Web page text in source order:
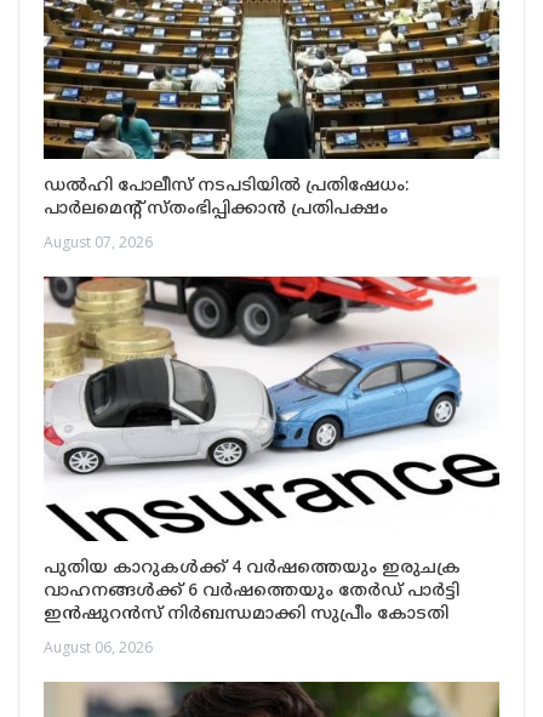
ഡൽഹി പോലീസ് നടപടിയിൽ പ്രതിഷേധം:
പാർലമെന്റ് സ്തംഭിപ്പിക്കാൻ പ്രതിപക്ഷം
August 07, 2026
പുതിയ കാറുകൾക്ക് 4 വർഷത്തെയും ഇരുചക്ര
വാഹനങ്ങൾക്ക് 6 വർഷത്തെയും തേർഡ് പാർട്ടി
ഇൻഷുറൻസ് നിർബന്ധമാക്കി സുപ്രീം കോടതി
August 06, 2026